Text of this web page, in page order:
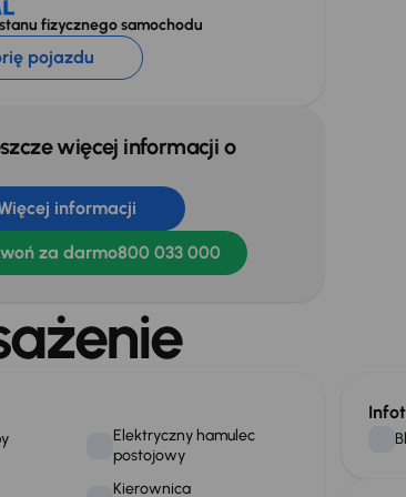
fizycznego samochodu
pojazdu
więcej informacji o
informacji
za darmo800 033 000
Elektryczny hamulec
postojowy
Kierownica